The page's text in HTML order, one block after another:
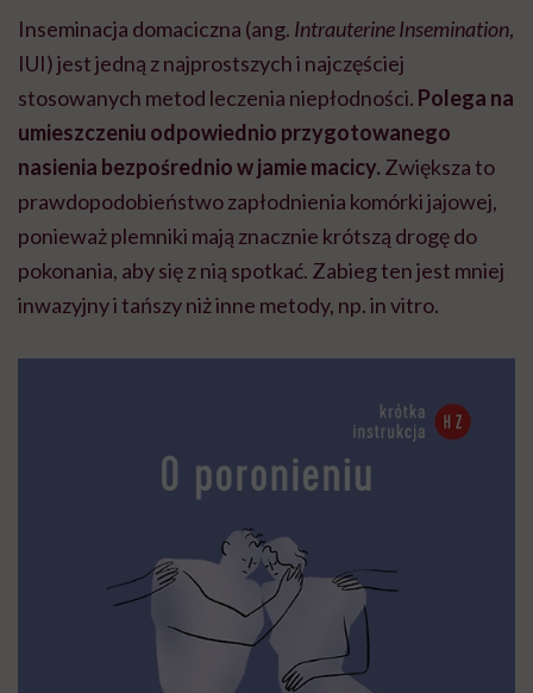
Inseminacja domaciczna (ang. Intrauterine Insemination,
IUI)jest jedną z najprostszych i najczęściej
stosowanych metod leczenia niepłodności. Polega na
umieszczeniu odpowiednio przygotowanego
nasienia bezpośrednio w jamie macicy. Zwiększa to
prawdopodobieństwo zapłodnienia komórki jajowej,
ponieważ plemniki mają znacznie krótszą drogę do
pokonania, aby się z nią spotkać. Zabieg ten jest mniej
inwazyjny i tańszy niż inne metody, np. in vitro.